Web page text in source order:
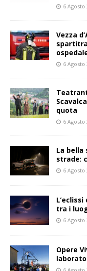
6 Agosto
Vezza
6 Agosto
quota
6 Agosto
La bella
strade:
6 Agosto
tra i
6 Agosto
Opere